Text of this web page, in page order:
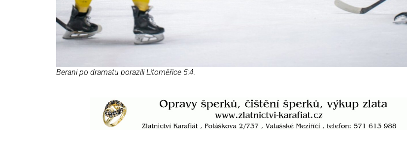
Berani po dramatu porazili Litoměřice 5:4.